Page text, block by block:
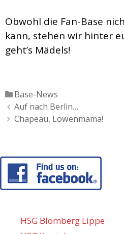
Obwohl die Fan-Base
kann, stehen wir hinter
geht’s Mädels!
Katgeorien
Base-News
Artikel-
Navigation
Auf nach Berlin…
Chapeau, Löwenmama!
HSG Blomberg Lippe